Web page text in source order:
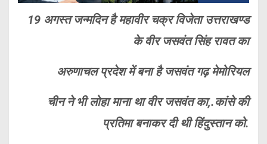
19 अगस्त जन्मदिन है महावीर चक्र विजेता उत्तराखण्ड
के वीर जसवंत सिंह रावत का
अरुणाचल प्रदेश में बना है जसवंत गढ़ मेमोरियल
चीन ने भी लोहा माना था वीर जसवंत का,.कांसे की
प्रतिमा बनाकर दी थी हिंदुस्तान को.